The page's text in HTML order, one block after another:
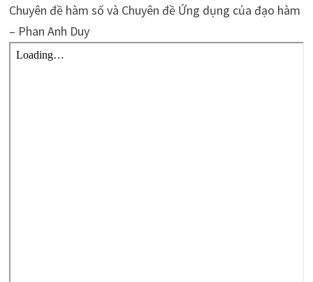
Chuyên đề hàm số và Chuyên đề Ứng dụng của đạo hàm
– Phan Anh Duy